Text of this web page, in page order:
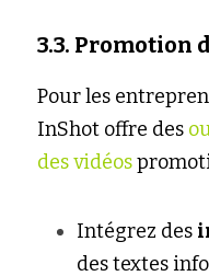
3.3. Promotion
Pour les
InShot offre des
des vidéos
Intégrez des
des textes